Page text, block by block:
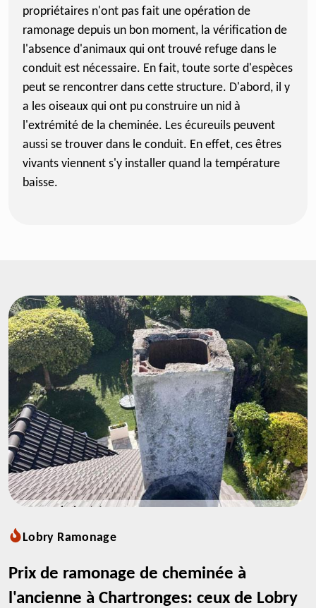
propriétaires n'ont pas fait une opération de
ramonage depuis un bon moment, la vérification de
l'absence d'animaux qui ont trouvé refuge dans le
conduit est nécessaire. En fait, toute sorte d'espèces
peut se rencontrer dans cette structure. D'abord, il y
a les oiseaux qui ont pu construire un nid à
l'extrémité de la cheminée. Les écureuils peuvent
aussi se trouver dans le conduit. En effet, ces êtres
vivants viennent s'y installer quand la température
baisse.
Lobry Ramonage
Prix de ramonage de cheminée à
l'ancienne à Chartronges: ceux de Lobry